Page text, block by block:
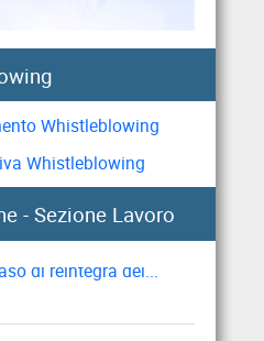
e lavoro:
per un futuro di
opportunità
Whistleblowing
Whistleblowing
- Sezione Lavoro
Cassazione: recupero
di preavviso in